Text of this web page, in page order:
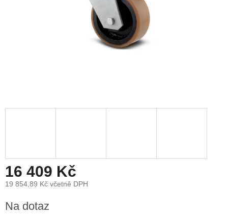
16 409 Kč
19 854,89 Kč včetně DPH
cena:
Na dotaz